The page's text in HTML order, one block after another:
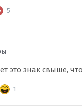
5
это знак свыше,
1